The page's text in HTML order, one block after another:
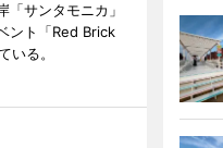
「サンタモニカ」
ント「Red Brick
る。